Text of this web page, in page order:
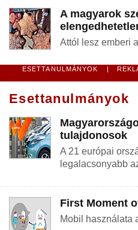
A magyarok
Attól lesz emberi
ESETTANULMÁNYOK |
Esettanulmányok
tulajdonosok
A 21 európai
legalacsonyabb
First Moment
Mobil használata